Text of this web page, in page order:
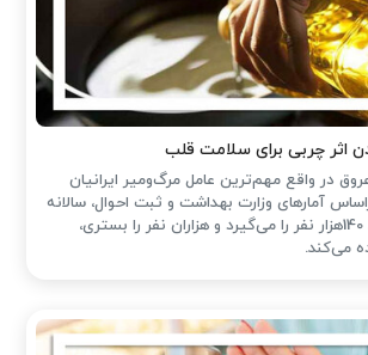
اثر چربی برای سلامت قلب
در واقع مهم‌ترین عامل مرگ‌ومیر ایرانیان
آمارهای وزارت بهداشت و ثبت احوال، سالانه
دست‌کم جان حدود 140هزار نفر را می‌گیرد و هزاران نفر را بستری،
می‌کند.